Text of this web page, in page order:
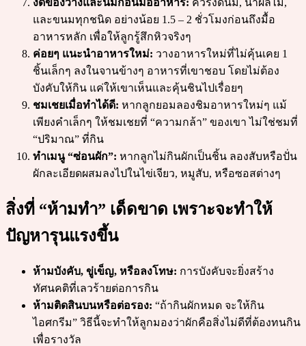
งดของว่างและนมก่อนมื้ออาหาร: ควรงดนม, น้ำผลไม้,
และขนมทุกชนิด อย่างน้อย 1.5 – 2 ชั่วโมงก่อนถึงมื้อ
อาหารหลัก เพื่อให้ลูกรู้สึกหิวจริงๆ
ค่อยๆ แนะนำอาหารใหม่: วางอาหารใหม่ที่ไม่คุ้นเคย 1
ชิ้นเล็กๆ ลงในจานข้างๆ อาหารที่เขาชอบ โดยไม่ต้อง
บังคับให้กิน แค่ให้เขาเห็นและคุ้นชินไปเรื่อยๆ
ชมเชยเมื่อทำได้ดี: หากลูกยอมลองชิมอาหารใหม่ๆ แม้
เพียงคำเล็กๆ ให้ชมเชยที่ “ความกล้า” ของเขา ไม่ใช่ชมที่
“ปริมาณ” ที่กิน
ทำเมนู “ซ่อนผัก”: หากลูกไม่กินผักเป็นชิ้น ลองสับหรือปั่น
ผักละเอียดผสมลงไปในไข่เจียว, หมูสับ, หรือซอสต่างๆ
สิ่งที่ “ห้ามทำ” เด็ดขาด เพราะจะทำให้
ปัญหารุนแรงขึ้น
ห้ามบังคับ, ขู่เข็ญ, หรือลงโทษ: การบังคับจะยิ่งสร้าง
ทัศนคติที่เลวร้ายต่อการกิน
ห้ามติดสินบนหรือต่อรอง: “ถ้ากินผักหมด จะให้กิน
ไอศกรีม” วิธีนี้จะทำให้ลูกมองว่าผักคือสิ่งไม่ดีที่ต้องทนกิน
เพื่อรางวัล